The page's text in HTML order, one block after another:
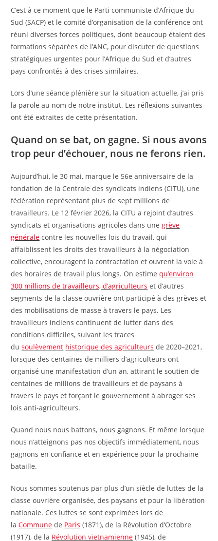
C’est à ce moment que le Parti communiste d’Afrique du
Sud (SACP) et le comité d’organisation de la conférence ont
réuni diverses forces politiques, dont beaucoup étaient des
formations séparées de l’ANC, pour discuter de questions
stratégiques urgentes pour l’Afrique du Sud et d’autres
pays confrontés à des crises similaires.
Lors d’une séance plénière sur la situation actuelle, j’ai pris
la parole au nom de notre institut. Les réflexions suivantes
ont été extraites de cette présentation.
Quand on se bat, on gagne. Si nous avons
trop peur d’échouer, nous ne ferons rien.
Aujourd’hui, le 30 mai, marque le 56e anniversaire de la
fondation de la Centrale des syndicats indiens (CITU), une
fédération représentant plus de sept millions de
travailleurs. Le 12 février 2026, la CITU a rejoint d’autres
syndicats et organisations agricoles dans unegrève
générale contre les nouvelles lois du travail, qui
affaiblissent les droits des travailleurs à la négociation
collective, encouragent la contractation et ouvrent la voie à
des horaires de travail plus longs. On estimequ’environ
300 millions de travailleurs, d’agriculteurs et d’autres
segments de la classe ouvrière ont participé à des grèves et
des mobilisations de masse à travers le pays. Les
travailleurs indiens continuent de lutter dans des
conditions difficiles, suivant les traces
dusoulèvement historique des agriculteurs de 2020–2021,
lorsque des centaines de milliers d’agriculteurs ont
organisé une manifestation d’un an, attirant le soutien de
centaines de millions de travailleurs et de paysans à
travers le pays et forçant le gouvernement à abroger ses
lois anti-agriculteurs.
Quand nous nous battons, nous gagnons. Et même lorsque
nous n’atteignons pas nos objectifs immédiatement, nous
gagnons en confiance et en expérience pour la prochaine
bataille.
Nous sommes soutenus par plus d’un siècle de luttes de la
classe ouvrière organisée, des paysans et pour la libération
nationale. Ces luttes se sont exprimées lors de
laCommune de Paris (1871), de la Révolution d’Octobre
(1917), de la Révolution vietnamienne (1945), de